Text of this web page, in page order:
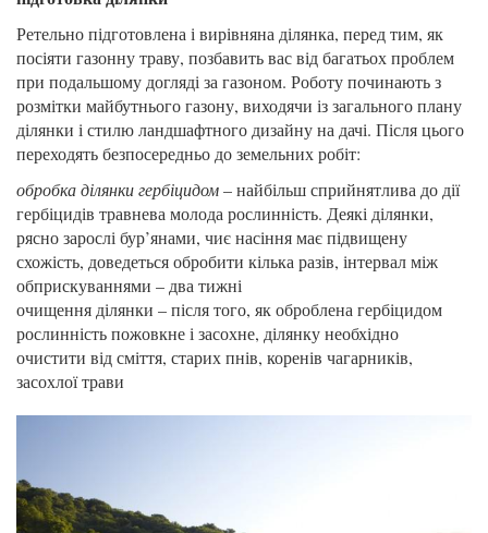
Ретельно підготовлена і вирівняна ділянка, перед тим, як
посіяти газонну траву, позбавить вас від багатьох проблем
при подальшому догляді за газоном. Роботу починають з
розмітки майбутнього газону, виходячи із загального плану
ділянки і стилю ландшафтного дизайну на дачі. Після цього
переходять безпосередньо до земельних робіт:
обробка ділянки гербіцидом– найбільш сприйнятлива до дії
гербіцидів травнева молода рослинність. Деякі ділянки,
рясно зарослі бур’янами, чиє насіння має підвищену
схожість, доведеться обробити кілька разів, інтервал між
обприскуваннями – два тижні
очищення ділянки – після того, як оброблена гербіцидом
рослинність пожовкне і засохне, ділянку необхідно
очистити від сміття, старих пнів, коренів чагарників,
засохлої трави